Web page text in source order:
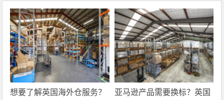
想要了解英国海外仓服务？
亚马逊产品需要换标？英国